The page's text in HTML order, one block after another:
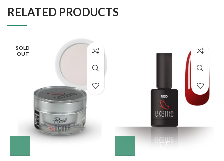
RELATED PRODUCTS
SOLD
OUT